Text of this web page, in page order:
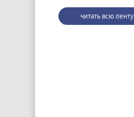
читать всю ленту